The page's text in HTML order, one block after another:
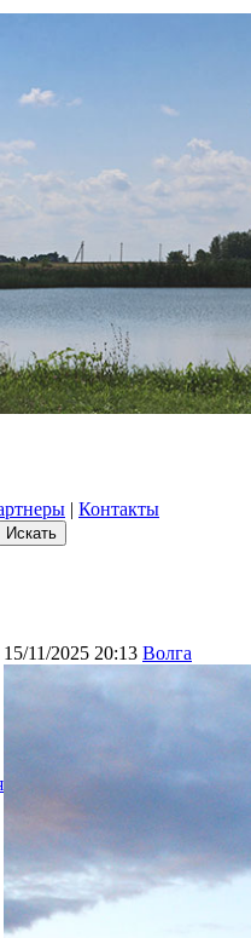
| Контакты
15/11/2025 20:13 Волга